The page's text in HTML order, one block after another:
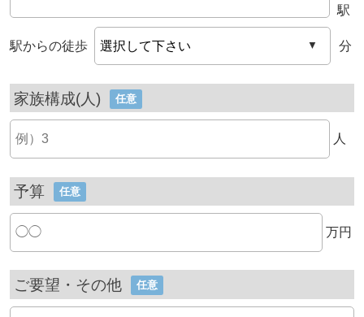
▼
駅
駅からの徒歩 分
家族構成(人) 任意
人
予算 任意
万円
ご要望・その他 任意